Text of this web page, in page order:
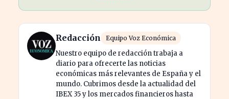
Redacción Equipo Voz Económica
Nuestro equipo de redacción trabaja a
diario para ofrecerte las noticias
económicas más relevantes de España y el
mundo. Cubrimos desde la actualidad del
IBEX 35 y los mercados financieros hasta